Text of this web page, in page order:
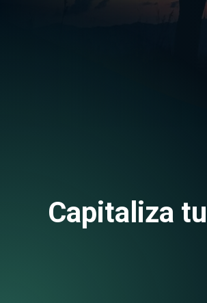
Capitaliza